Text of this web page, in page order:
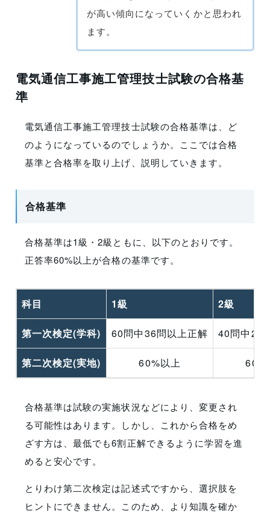
が高い傾向になっていくかと思われ
ます。
電気通信工事施工管理技士試験の合格基
準
電気通信工事施工管理技士試験の合格基準は、ど
のようになっているのでしょうか。ここでは合格
基準と合格率を取り上げ、説明していきます。
合格基準
合格基準は1級・2級ともに、以下のとおりです。
正答率60%以上が合格の基準です。
科目 1級 2級
第一次検定(学科) 60問中36問以上正解 40問中24
第二次検定(実地) 60%以上 60%
合格基準は試験の実施状況などにより、変更され
る可能性はあります。しかし、これから合格をめ
ざす方は、最低でも6割正解できるように学習を進
めると安心です。
とりわけ第二次検定は記述式ですから、選択肢を
ヒントにできません。このため、より知識を確か